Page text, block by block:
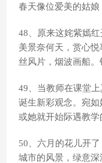
春天像位爱美的姑娘
48、原来这姹紫嫣
美景奈何天，赏心
丝风片，烟波画船。
49、当教师在课堂
诞生新彩观念。宛
或她就开始际遇教学
50、六月的花儿开
城市的风景，绿意